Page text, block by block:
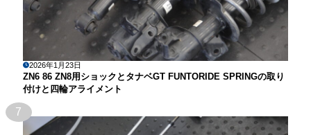
2026年1月23日
ZN6 86 ZN8用ショックとタナベGT FUNTORIDE SPRINGの取り
付けと四輪アライメント
7